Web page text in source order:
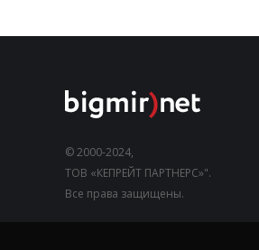
© 2000-2024,
ТОВ «КЕПРЕЙТ ПАРТНЕРС»".
Все права защищены.